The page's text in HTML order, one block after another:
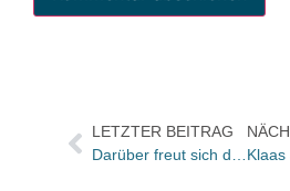
LETZTER BEITRAG